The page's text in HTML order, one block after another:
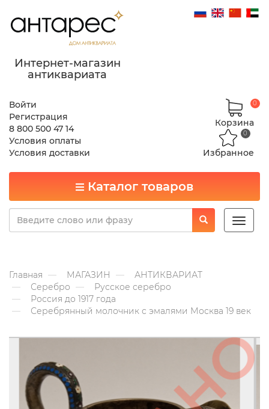
Интернет-магазин
антиквариата
Войти
Регистрация
8 800 500 47 14
Условия оплаты
Условия доставки
Корзина
0
Избранное
0
Каталог товаров
Toggle
Главная МАГАЗИН
АНТИКВАРИАТ
Серебро
Русское серебро
Россия до 1917 года
Серебрянный молочник с эмалями Москва 19 век